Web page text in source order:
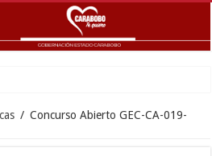
/ Concurso Abierto GEC-CA-019-